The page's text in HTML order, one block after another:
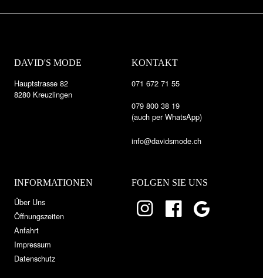
DAVID'S MODE
Hauptstrasse 82
8280 Kreuzlingen
KONTAKT
071 672 71 55
079 800 38 19
(auch per WhatsApp)
info@davidsmode.ch
INFORMATIONEN
Über Uns
Öffnungszeiten
Anfahrt
Impressum
Datenschutz
FOLGEN SIE UNS